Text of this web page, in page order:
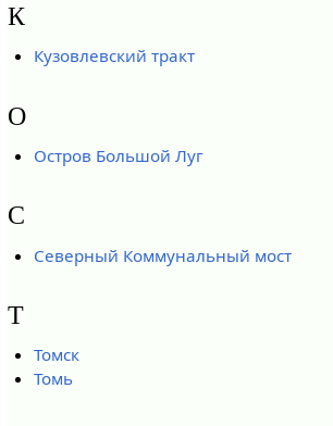
К
Кузовлевский тракт
О
Остров Большой Луг
С
Северный Коммунальный мост
Т
Томск
Томь